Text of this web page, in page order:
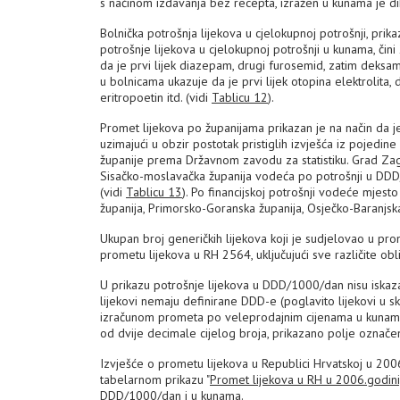
Bolnička potrošnja lijekova u cjelokupnoj potrošnji,
potrošnje lijekova u cjelokupnoj potrošnji u kunama,
da je prvi lijek diazepam, drugi furosemid, zatim
u bolnicama ukazuje da je prvi lijek otopina elektrolita,
eritropoetin itd. (vidi Tablicu 12).
Promet lijekova po županijama prikazan je na način
uzimajući u obzir postotak pristiglih izvješća iz
županije prema Državnom zavodu za statistiku. Grad
Sisačko-moslavačka županija vodeća po potrošnji u
(vidi Tablicu 13). Po financijskoj potrošnji vodeće
županija, Primorsko-Goranska županija, Osječko-
Ukupan broj generičkih lijekova koji je sudjelovao u
prometu lijekova u RH 2564, uključujući sve različite
U prikazu potrošnje lijekova u DDD/1000/dan nisu
lijekovi nemaju definirane DDD-e (poglavito lijekovi u
izračunom prometa po veleprodajnim cijenama u
od dvije decimale cijelog broja, prikazano polje
Izvješće o prometu lijekova u Republici Hrvatskoj u
tabelarnom prikazu "Promet lijekova u RH u
DDD/1000/dan i u kunama.